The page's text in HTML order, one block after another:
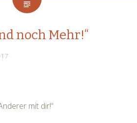
noch Mehr!“
mit dir!“